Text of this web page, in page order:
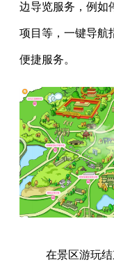
边导览服务，例如
项目等，一键导航
便捷服务。
在景区游玩